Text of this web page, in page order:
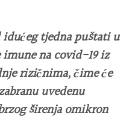
tjedna puštati u
na covid-19 iz
rizičnima, čime će
uvedenu
širenja omikron